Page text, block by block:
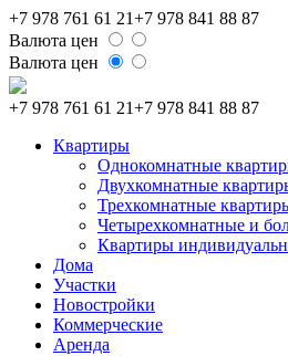
+7 978 761 61 21+7 978 841 88 87
Валюта цен
Валюта цен
+7 978 761 61 21+7 978 841 88 87
Квартиры
Однокомнатные
Двухкомнатные
Трехкомнатные
Четырехкомнатные и
Квартиры
Дома
Участки
Новостройки
Коммерческие
Аренда